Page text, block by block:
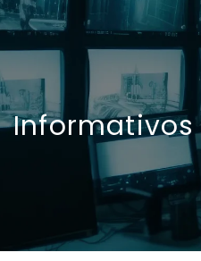
Informativos